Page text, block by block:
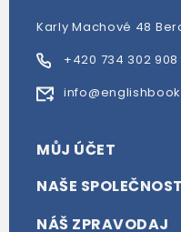
Karly Machové 48
+420 734 302 908
MŮJ ÚČET
NAŠE SPOLEČNOST
NÁŠ ZPRAVODAJ